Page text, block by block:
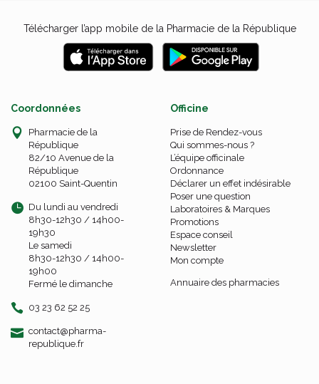
Télécharger l’app mobile de la Pharmacie de la République
Coordonnées
Pharmacie de la
République
82/10 Avenue de la
République
02100 Saint-Quentin
Du lundi au vendredi
8h30-12h30 / 14h00-
19h30
Le samedi
8h30-12h30 / 14h00-
19h00
Fermé le dimanche
03 23 62 52 25
contact-
@-
pharma-
republique.fr
Officine
Prise de Rendez-vous
Qui sommes-nous ?
L’équipe officinale
Ordonnance
Déclarer un effet indésirable
Poser une question
Laboratoires & Marques
Promotions
Espace conseil
Newsletter
Mon compte
Annuaire des pharmacies